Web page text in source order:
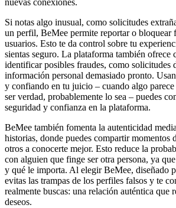
nuevas conexiones.
Si notas algo inusual, como solicitudes
un perfil, BeMee permite reportar o bloquear
usuarios. Esto te da control sobre tu
sientas seguro. La plataforma también ofrece
identificar posibles fraudes, como solicitudes
información personal demasiado pronto.
y confiando en tu juicio – cuando algo parece
ser verdad, probablemente lo sea – puedes
seguridad y confianza en la plataforma.
BeMee también fomenta la autenticidad
historias, donde puedes compartir momentos
otros a conocerte mejor. Esto reduce la
con alguien que finge ser otra persona, ya
y qué le importa. Al elegir BeMee, diseñado
evitas las trampas de los perfiles falsos y te
realmente buscas: una relación auténtica que
deseos.